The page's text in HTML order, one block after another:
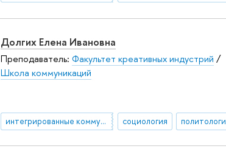
Долгих Елена Ивановна
Преподаватель: Факультет креативных индустрий /
Школа коммуникаций
интегрированные коммуникации социология